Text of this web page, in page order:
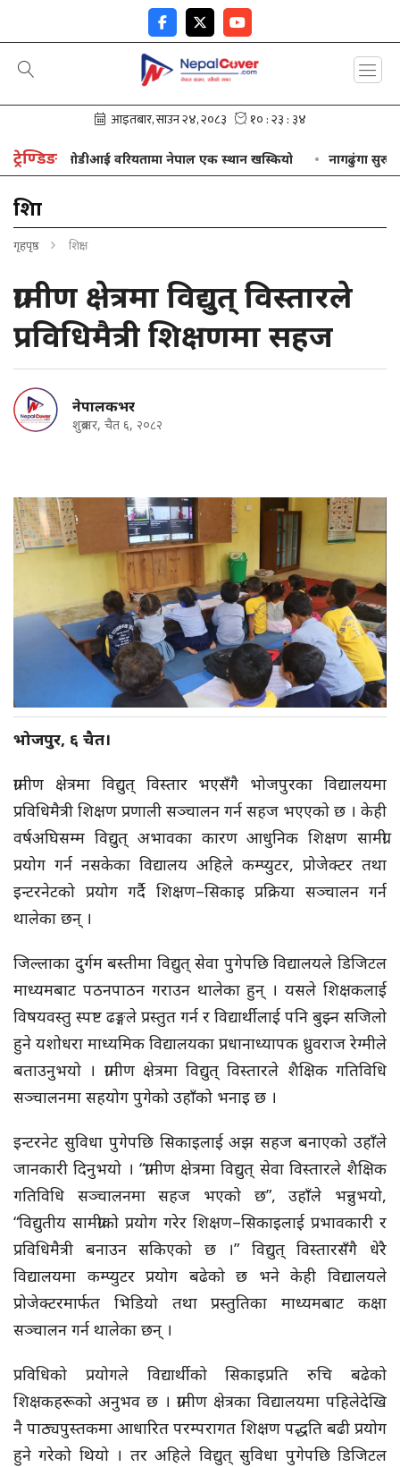
ट्रेण्डिङ
ओडीआई वरियतामा नेपाल एक स्थान खस्कियो नागढुंगा
शिक्षा
गृहपृष्ठ शिक्षा
ग्रामीण क्षेत्रमा विद्युत् विस्तारले
प्रविधिमैत्री शिक्षणमा सहज
नेपालकभर
शुक्रबार, चैत ६, २०८२
भोजपुर, ६ चैत।
ग्रामीण क्षेत्रमा विद्युत् विस्तार भएसँगै भोजपुरका विद्यालयमा
प्रविधिमैत्री शिक्षण प्रणाली सञ्चालन गर्न सहज भएएको छ । केही
वर्षअघिसम्म विद्युत् अभावका कारण आधुनिक शिक्षण सामग्री
प्रयोग गर्न नसकेका विद्यालय अहिले कम्प्युटर, प्रोजेक्टर तथा
इन्टरनेटको प्रयोग गर्दै शिक्षण–सिकाइ प्रक्रिया सञ्चालन गर्न
थालेका छन् ।
जिल्लाका दुर्गम बस्तीमा विद्युत् सेवा पुगेपछि विद्यालयले डिजिटल
माध्यमबाट पठनपाठन गराउन थालेका हुन् । यसले शिक्षकलाई
विषयवस्तु स्पष्ट ढङ्गले प्रस्तुत गर्न र विद्यार्थीलाई पनि बुझ्न सजिलो
हुने यशोधरा माध्यमिक विद्यालयका प्रधानाध्यापक ध्रुवराज रेग्मीले
बताउनुभयो । ग्रामीण क्षेत्रमा विद्युत् विस्तारले शैक्षिक गतिविधि
सञ्चालनमा सहयोग पुगेको उहाँको भनाइ छ ।
इन्टरनेट सुविधा पुगेपछि सिकाइलाई अझ सहज बनाएको उहाँले
जानकारी दिनुभयो । “ग्रामीण क्षेत्रमा विद्युत् सेवा विस्तारले शैक्षिक
गतिविधि सञ्चालनमा सहज भएको छ”, उहाँले भन्नुभयो,
“विद्युतीय सामग्रीको प्रयोग गरेर शिक्षण–सिकाइलाई प्रभावकारी र
प्रविधिमैत्री बनाउन सकिएको छ ।” विद्युत् विस्तारसँगै धेरै
विद्यालयमा कम्प्युटर प्रयोग बढेको छ भने केही विद्यालयले
प्रोजेक्टरमार्फत भिडियो तथा प्रस्तुतिका माध्यमबाट कक्षा
सञ्चालन गर्न थालेका छन् ।
प्रविधिको प्रयोगले विद्यार्थीको सिकाइप्रति रुचि बढेको
शिक्षकहरूको अनुभव छ । ग्रामीण क्षेत्रका विद्यालयमा पहिलेदेखि
नै पाठ्यपुस्तकमा आधारित परम्परागत शिक्षण पद्धति बढी प्रयोग
हुने गरेको थियो । तर अहिले विद्युत् सुविधा पुगेपछि डिजिटल